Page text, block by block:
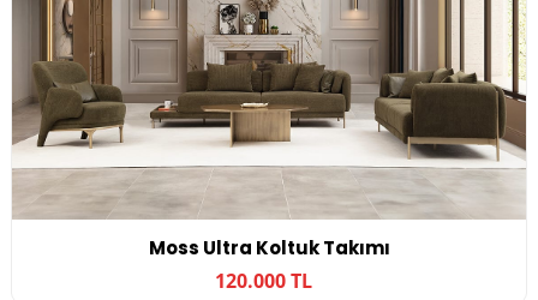
Moss Ultra Koltuk Takımı
120.000 TL